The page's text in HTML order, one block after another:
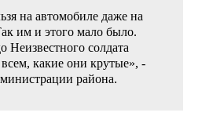
на автомобиле даже на
им и этого мало было.
Неизвестного солдата
всем, какие они крутые», -
района.